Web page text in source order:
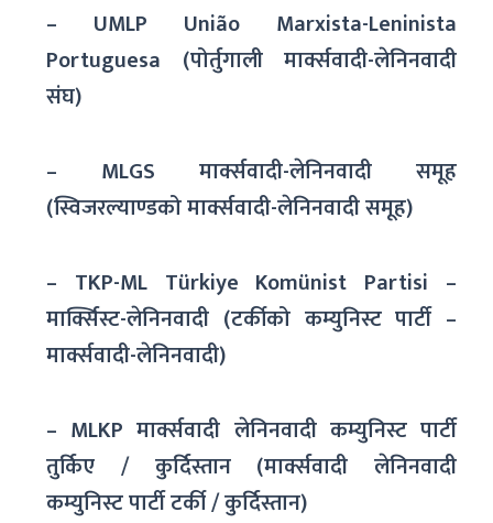
– UMLP União Marxista-Leninista
Portuguesa (पोर्तुगाली मार्क्सवादी-लेनिनवादी
संघ)
– MLGS मार्क्सवादी-लेनिनवादी समूह
(स्विजरल्याण्डको मार्क्सवादी-लेनिनवादी समूह)
– TKP-ML Türkiye Komünist Partisi –
मार्क्सिस्ट-लेनिनवादी (टर्कीको कम्युनिस्ट पार्टी –
मार्क्सवादी-लेनिनवादी)
– MLKP मार्क्सवादी लेनिनवादी कम्युनिस्ट पार्टी
तुर्किए / कुर्दिस्तान (मार्क्सवादी लेनिनवादी
कम्युनिस्ट पार्टी टर्की / कुर्दिस्तान)